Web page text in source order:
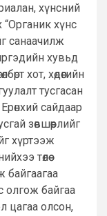
хүнсний
хүнс
санаачилж
хувьд
хот, хөдөөгийн
тусгасан
сайдаар
зөвшөөрлийг
хүртээж
төлөө
байгаагаа
олгож байгаа
цагаа олсон,